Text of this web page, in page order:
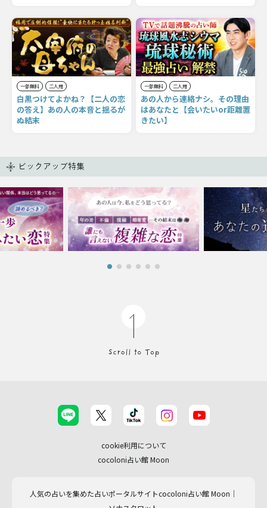
一部無料 二人用
白黒つけてよかね？【二人の恋
の答え】あの人の本音と揺るが
ぬ結末
一部無料 二人用
あの人から連絡ナシ。その理由
はあなたと【会いたいor距離置
きたい】
ピックアップ特集
cookie利用について
cocoloni占い館 Moon
人気の占いを集めた占いポータルサイトcocoloni占い館 Moon｜